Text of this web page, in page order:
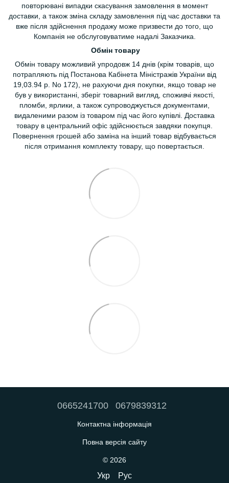
повторювані випадки скасування замовлення в момент
доставки, а також зміна складу замовлення під час доставки та
вже після здійснення продажу може призвести до того, що
Компанія не обслуговуватиме надалі Заказчика.
Обмін товару
Обмін товару можливий упродовж 14 днів (крім товарів, що
потрапляють під Постанова Кабінета Міністражів України від
19,03.94 р. No 172), не рахуючи дня покупки, якщо товар не
був у використанні, зберіг товарний вигляд, споживчі якості,
пломби, ярлики, а також супроводжується документами,
видаленими разом із товаром під час його купівлі. Доставка
товару в центральний офіс здійснюється завдяки покупця.
Повернення грошей або заміна на інший товар відбувається
після отримання комплекту товару, що повертається.
0665241700 0679839312
Контактна інформація
Повна версія сайту
© 2026
Укр Рус